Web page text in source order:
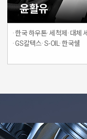
윤활유
· 한국 하우톤· 세척제 · 대체
· GS칼텍스· S-OIL · 한국쉘